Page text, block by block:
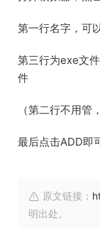
第一行名字，可
第三行为exe文
件
（第二行不用管
最后点击ADD即
原文链接：
明出处。